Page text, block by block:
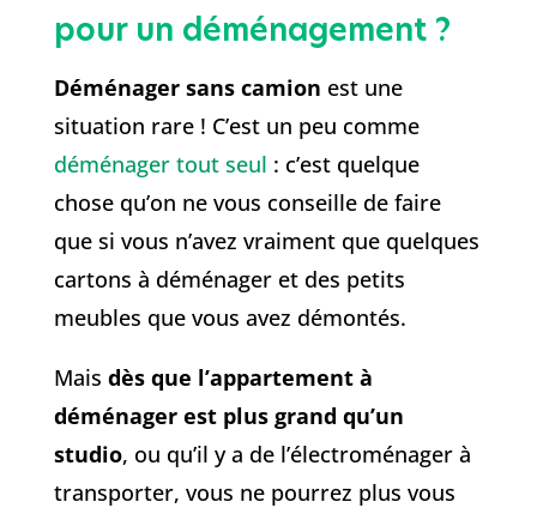
pour un déménagement ?
Déménager sans camion est une
situation rare ! C’est un peu comme
déménager tout seul : c’est quelque
chose qu’on ne vous conseille de faire
que si vous n’avez vraiment que quelques
cartons à déménager et des petits
meubles que vous avez démontés.
Mais dès que l’appartement à
déménager est plus grand qu’un
studio, ou qu’il y a de l’électroménager à
transporter, vous ne pourrez plus vous